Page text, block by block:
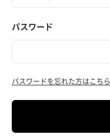
パスワード
パスワードを忘れた方はこちら